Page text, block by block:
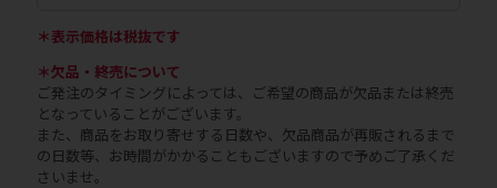
＊表示価格は税抜です
＊欠品・終売について
ご発注のタイミングによっては、ご希望の商品が欠品または終売
となっていることがございます。
また、商品をお取り寄せする日数や、欠品商品が再販されるまで
の日数等、お時間がかかることもございますので予めご了承くだ
さいませ。